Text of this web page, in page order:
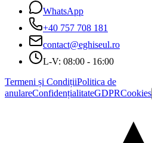
WhatsApp
+40 757 708 181
contact@eghiseul.ro
L-V: 08:00 - 16:00
Termeni și CondițiiPolitica de
anulareConfidențialitateGDPRCookies